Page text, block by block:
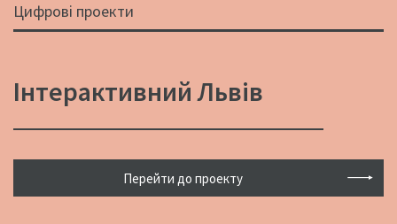
Цифрові проекти
Інтерактивний Львів
Перейти до проекту